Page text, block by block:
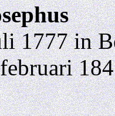
1777 in